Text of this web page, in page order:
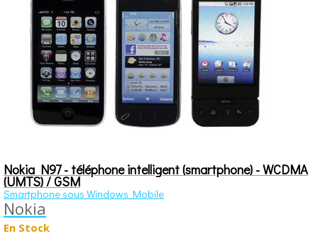
Nokia N97 - téléphone intelligent (smartphone) - WCDMA
(UMTS) / GSM
Smartphone sous Windows Mobile
Nokia
En Stock